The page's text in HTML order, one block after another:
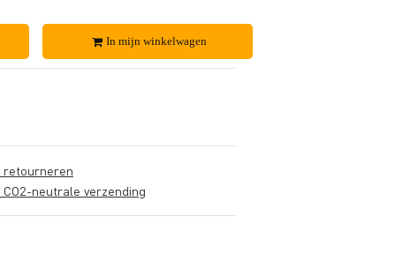
In mijn winkelwagen
retourneren
CO2-neutrale verzending